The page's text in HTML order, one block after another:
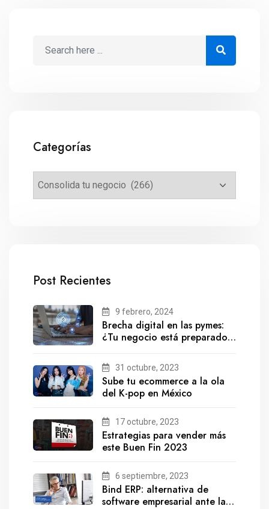
Categorías
Post Recientes
9 febrero, 2024
Brecha digital en las pymes:
¿Tu negocio está preparado
31 octubre, 2023
Sube tu ecommerce a la ola
del K-pop en México
17 octubre, 2023
Estrategias para vender más
este Buen Fin 2023
6 septiembre, 2023
Bind ERP: alternativa de
software empresarial ante la